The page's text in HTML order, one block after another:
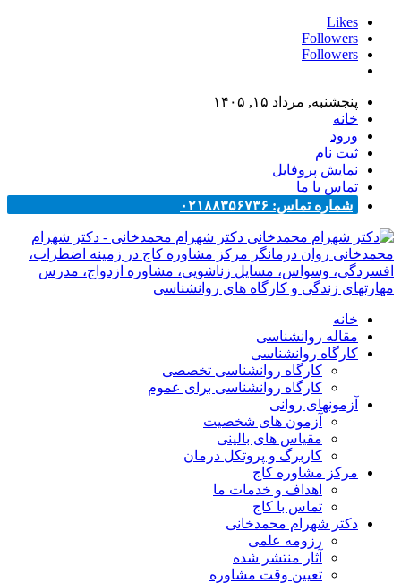
Likes
Followers
Followers
پنجشنبه, مرداد ۱۵, ۱۴۰۵
خانه
ورود
ثبت نام
نمایش پروفایل
تماس با ما
شماره تماس: ۰۲۱۸۸۳۵۶۷۳۶
دکتر شهرام محمدخانی - دکتر شهرام
محمدخانی روان درمانگر مرکز مشاوره کاج در زمینه اضطراب،
افسردگی، وسواس، مسایل زناشویی، مشاوره ازدواج، مدرس
مهارتهای زندگی و کارگاه های روانشناسی
خانه
مقاله روانشناسی
کارگاه روانشناسی
کارگاه روانشناسی تخصصی
کارگاه روانشناسی برای عموم
آزمونهای روانی
آزمون های شخصیت
مقیاس های بالینی
کاربرگ و پروتکل درمان
مرکز مشاوره کاج
اهداف و خدمات ما
تماس با کاج
دکتر شهرام محمدخانی
رزومه علمی
آثار منتشر شده
تعیین وقت مشاوره